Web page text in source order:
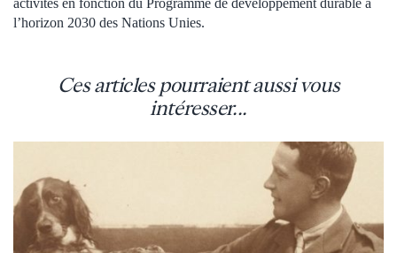
l’horizon 2030 des Nations Unies.
Ces articles pourraient aussi vous
intéresser...